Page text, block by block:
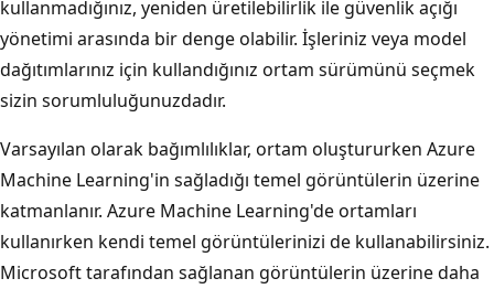
kullanmadığınız, yeniden üretilebilirlik ile güvenlik açığı
yönetimi arasında bir denge olabilir. İşleriniz veya model
dağıtımlarınız için kullandığınız ortam sürümünü seçmek
sizin sorumluluğunuzdadır.
Varsayılan olarak bağımlılıklar, ortam oluştururken Azure
Machine Learning'in sağladığı temel görüntülerin üzerine
katmanlanır. Azure Machine Learning'de ortamları
kullanırken kendi temel görüntülerinizi de kullanabilirsiniz.
Microsoft tarafından sağlanan görüntülerin üzerine daha